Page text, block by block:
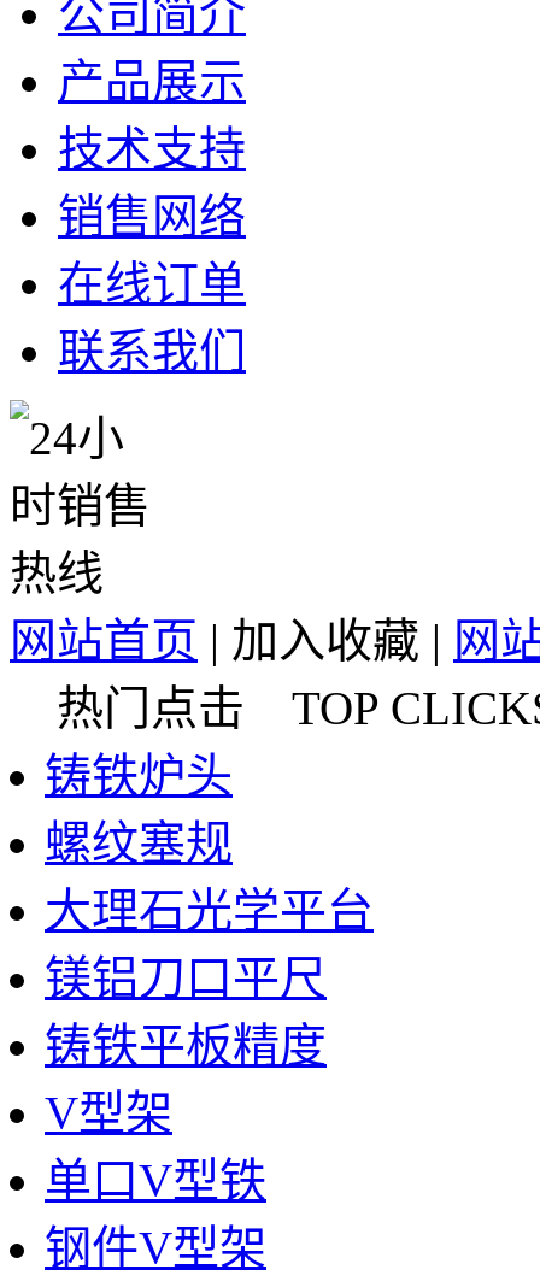
公司简介
产品展示
技术支持
销售网络
在线订单
联系我们
网站首页 | 加入收藏 | 网
热门点击 TOP
铸铁炉头
螺纹塞规
大理石光学平台
镁铝刀口平尺
铸铁平板精度
V型架
单口V型铁
钢件V型架